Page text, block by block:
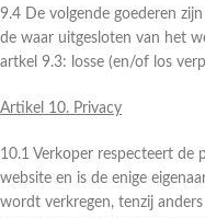
9.4 De volgende goederen
de waar uitgesloten van het
artkel 9.3: losse (en/of los
Artikel 10. Privacy
10.1 Verkoper respecteert de
website en is de enige
wordt verkregen, tenzij